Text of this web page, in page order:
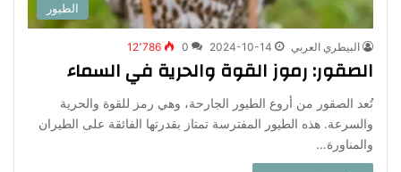
الطيور
البيطري العربي 2024-10-14
0 12٬786
الصقور: رموز القوة والحرية في السماء
تُعد الصقور من أروع الطيور الجارحة، وهي رمز للقوة والحرية
والسرعة. هذه الطيور المفترسة تمتاز بقدرتها الفائقة على الطيران
والمناورة…